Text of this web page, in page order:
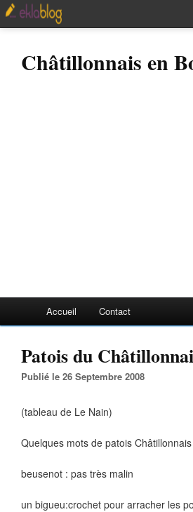
Châtillonnais en
Accueil Contact
Patois du
Publié le 26 Septembre 2008
(tableau de Le Nain)
Quelques mots de patois
beusenot : pas très malin
un bigueu:crochet pour arracher les